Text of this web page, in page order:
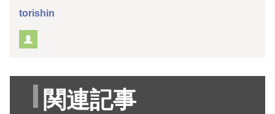
torishin
関連記事